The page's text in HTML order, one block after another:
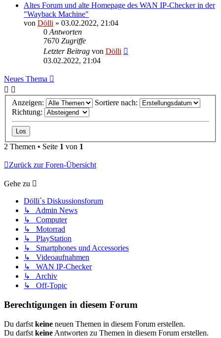
Altes Forum und alte Homepage des WAN IP-Checker in der
"Wayback Machine"
von Dölli » 03.02.2022, 21:04
0 Antworten
7670 Zugriffe
Letzter Beitrag von Dölli
03.02.2022, 21:04
Neues Thema
Anzeigen:
Sortiere nach:
Richtung:
2 Themen • Seite 1 von 1
Zurück zur Foren-Übersicht
Gehe zu
Dölli`s Diskussionsforum
↳ Admin News
↳ Computer
↳ Motorrad
↳ PlayStation
↳ Smartphones und Accessories
↳ Videoaufnahmen
↳ WAN IP-Checker
↳ Archiv
↳ Off-Topic
Berechtigungen in diesem Forum
Du darfst keine neuen Themen in diesem Forum erstellen.
Du darfst keine Antworten zu Themen in diesem Forum erstellen.